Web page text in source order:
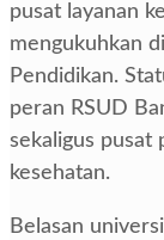
pusat layanan
mengukuhkan
Pendidikan.
peran RSUD
sekaligus pusat
kesehatan.
Belasan